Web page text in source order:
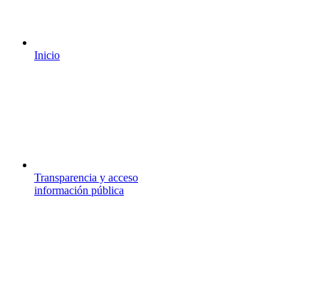
Inicio
Transparencia y acceso
información pública